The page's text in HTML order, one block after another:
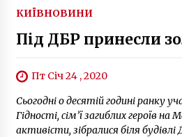
КИЇВНОВИНИ
Під ДБР принесли
Пт Січ 24 , 2020
Сьогодні о десятій годині ранку
Гідності, сім’ї загиблих героїв на
активісти, зібралися біля